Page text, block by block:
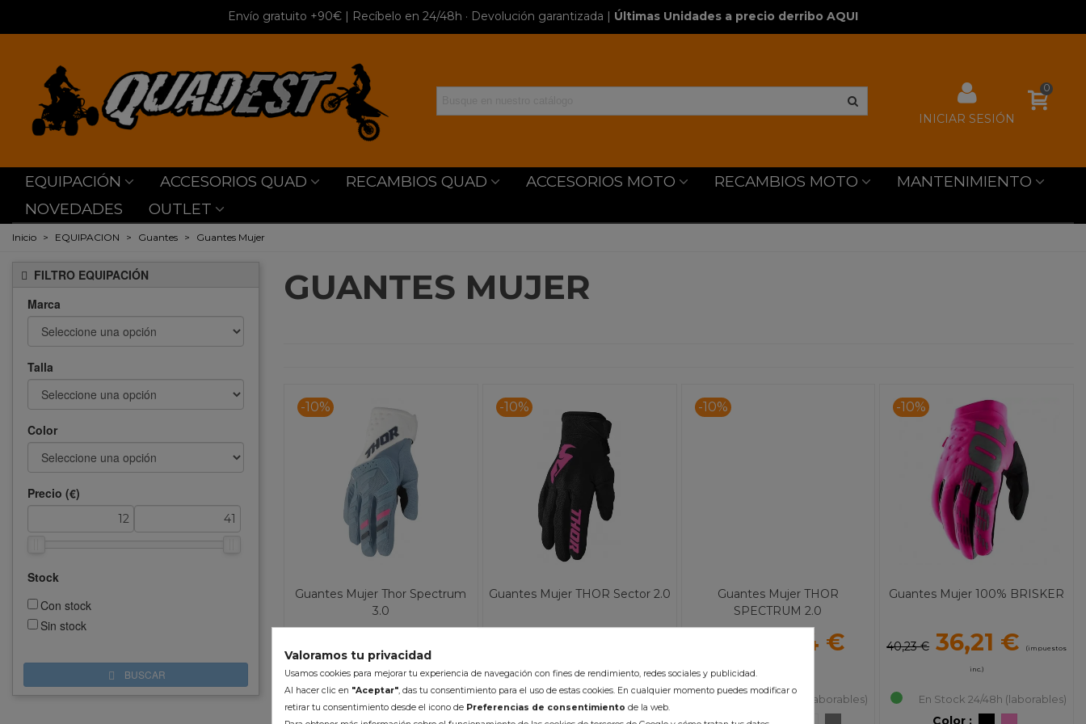
Envío gratuito +90€ | Recíbelo en 24/48h · Devolución garantizada | Últimas Unidades a precio derribo AQUI
INICIAR SESIÓN
0
EQUIPACIÓN ACCESORIOS QUAD RECAMBIOS QUAD ACCESORIOS MOTO RECAMBIOS MOTO
MANTENIMIENTO
NOVEDADES
OUTLET
Inicio > EQUIPACION > Guantes > Guantes Mujer
FILTRO EQUIPACIÓN
Marca
Talla
Color
Precio (€)
Stock
Con stock
Sin stock
BUSCAR
GUANTES MUJER
-10%
Guantes Mujer Thor Spectrum
3.0
(impuestos inc.)
En Stock 24/48h (laborables)
Color :
-10%
Guantes Mujer THOR Sector 2.0
inc.)
Disponible en 2-5 días
Color :
-10%
Guantes Mujer THOR
SPECTRUM 2.0
10,84 €
(impuestos inc.)
En Stock 24/48h (laborables)
Color :
-10%
Guantes Mujer 100% BRISKER
40,23 € 36,21 € (impuestos
inc.)
En Stock 24/48h (laborables)
Color :
Valoramos tu privacidad
Usamos cookies para mejorar tu experiencia de navegación con fines de rendimiento, redes sociales y publicidad.
Al hacer clic en "Aceptar", das tu consentimiento para el uso de estas cookies. En cualquier momento puedes modificar o
retirar tu consentimiento desde el icono de Preferencias de consentimiento de la web.